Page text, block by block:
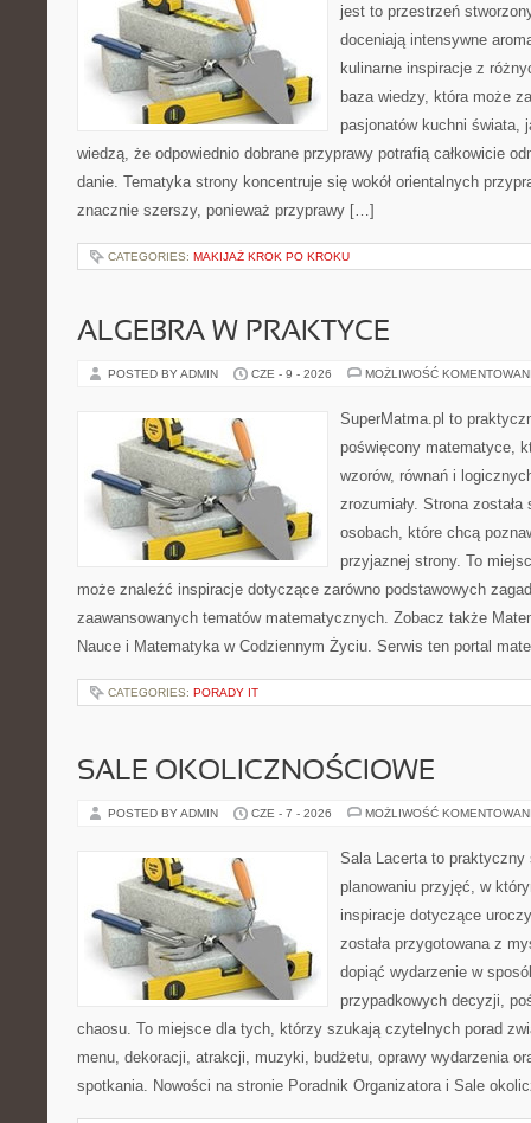
jest to przestrzeń
doceniają intensywne
kulinarne inspiracje z
baza wiedzy, która może
pasjonatów kuchni świata,
wiedzą, że odpowiednio dobrane przyprawy potrafią całkowicie
danie. Tematyka strony koncentruje się wokół orientalnych
znacznie szerszy, ponieważ przyprawy […]
CATEGORIES: MAKIJAŻ KROK PO KROKU
ALGEBRA W PRAKTYCE
POSTED BY ADMIN CZE - 9 - 2026 MOŻLIWOŚĆ
SuperMatma.pl to
poświęcony matematyce,
wzorów, równań i
zrozumiały. Strona
osobach, które chcą
przyjaznej strony. To
może znaleźć inspiracje dotyczące zarówno podstawowych
zaawansowanych tematów matematycznych. Zobacz także
Nauce i Matematyka w Codziennym Życiu. Serwis ten portal
CATEGORIES: PORADY IT
SALE OKOLICZNOŚCIOWE
POSTED BY ADMIN CZE - 7 - 2026 MOŻLIWOŚĆ
Sala Lacerta to praktyczny
planowaniu przyjęć, w
inspiracje dotyczące
została przygotowana z
dopiąć wydarzenie w
przypadkowych decyzji,
chaosu. To miejsce dla tych, którzy szukają czytelnych porad
menu, dekoracji, atrakcji, muzyki, budżetu, oprawy wydarzenia
spotkania. Nowości na stronie Poradnik Organizatora i Sale